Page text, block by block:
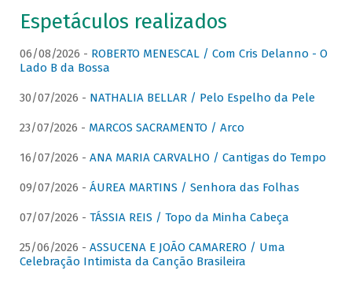
Espetáculos realizados
06/08/2026 - ROBERTO MENESCAL / Com Cris Delanno - O
Lado B da Bossa
30/07/2026 - NATHALIA BELLAR / Pelo Espelho da Pele
23/07/2026 - MARCOS SACRAMENTO / Arco
16/07/2026 - ANA MARIA CARVALHO / Cantigas do Tempo
09/07/2026 - ÁUREA MARTINS / Senhora das Folhas
07/07/2026 - TÁSSIA REIS / Topo da Minha Cabeça
25/06/2026 - ASSUCENA E JOÃO CAMARERO / Uma
Celebração Intimista da Canção Brasileira